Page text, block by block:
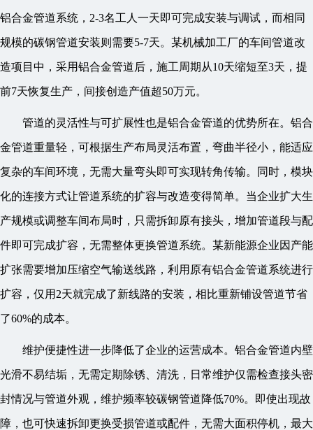
铝合金管道系统，2-3名工人一天即可完成安装与调试，而相同
规模的碳钢管道安装则需要5-7天。某机械加工厂的车间管道改
造项目中，采用铝合金管道后，施工周期从10天缩短至3天，提
前7天恢复生产，间接创造产值超50万元。
管道的灵活性与可扩展性也是铝合金管道的优势所在。铝合
金管道重量轻，可根据生产布局灵活布置，弯曲半径小，能适应
复杂的车间环境，无需大量弯头即可实现转角传输。同时，模块
化的连接方式让管道系统的扩容与改造变得简单。当企业扩大生
产规模或调整车间布局时，只需拆卸原有接头，增加管道段与配
件即可完成扩容，无需整体更换管道系统。某新能源企业因产能
扩张需要增加压缩空气输送线路，利用原有铝合金管道系统进行
扩容，仅用2天就完成了新线路的安装，相比重新铺设管道节省
了60%的成本。
维护便捷性进一步降低了企业的运营成本。铝合金管道内壁
光滑不易结垢，无需定期除锈、清洗，日常维护仅需检查接头密
封情况与管道外观，维护频率较碳钢管道降低70%。即使出现故
障，也可快速拆卸更换受损管道或配件，无需大面积停机，最大